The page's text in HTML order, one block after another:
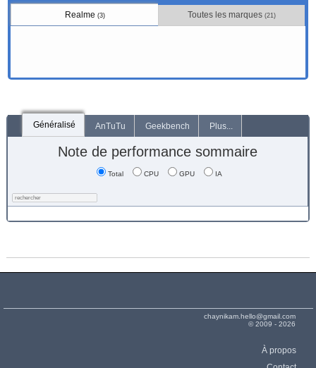
Realme (3) Toutes les marques(21)
Généralisé AnTuTu Geekbench Plus...
Note de performance sommaire
Total CPU GPU IA
chaynikam.hello@gmail.com
© 2009 - 2026
À propos